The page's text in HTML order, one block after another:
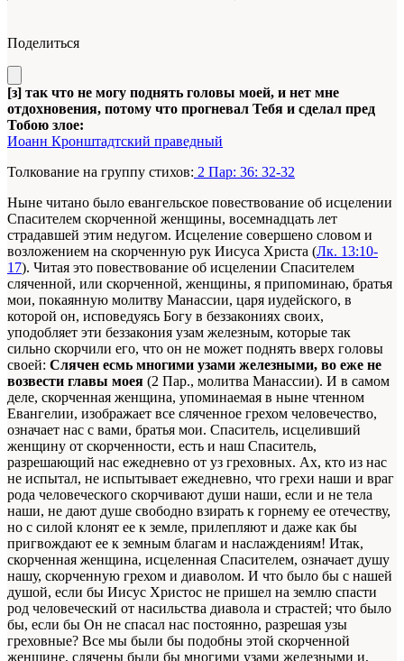
Поделиться
[з] так что не могу поднять головы моей, и нет мне
отдохновения, потому что прогневал Тебя и сделал пред
Тобою злое:
Иоанн Кронштадтский праведный
Толкование на группу стихов: 2 Пар: 36: 32-32
Ныне читано было евангельское повествование об исцелении
Спасителем скорченной женщины, восемнадцать лет
страдавшей этим недугом. Исцеление совершено словом и
возложением на скорченную рук Иисуса Христа (Лк. 13:10-
17). Читая это повествование об исцелении Спасителем
сляченной, или скорченной, женщины, я припоминаю, братья
мои, покаянную молитву Манассии, царя иудейского, в
которой он, исповедуясь Богу в беззакониях своих,
уподобляет эти беззакония узам железным, которые так
сильно скорчили его, что он не может поднять вверх головы
своей: Слячен есмь многими узами железными, во еже не
возвести главы моея (2 Пар., молитва Манассии). И в самом
деле, скорченная женщина, упоминаемая в ныне чтенном
Евангелии, изображает все сляченное грехом человечество,
означает нас с вами, братья мои. Спаситель, исцеливший
женщину от скорченности, есть и наш Спаситель,
разрешающий нас ежедневно от уз греховных. Ах, кто из нас
не испытал, не испытывает ежедневно, что грехи наши и враг
рода человеческого скорчивают души наши, если и не тела
наши, не дают душе свободно взирать к горнему ее отечеству,
но с силой клонят ее к земле, прилепляют и даже как бы
пригвождают ее к земным благам и наслаждениям! Итак,
скорченная женщина, исцеленная Спасителем, означает душу
нашу, скорченную грехом и диаволом. И что было бы с нашей
душой, если бы Иисус Христос не пришел на землю спасти
род человеческий от насильства диавола и страстей; что было
бы, если бы Он не спасал нас постоянно, разрешая узы
греховные? Все мы были бы подобны этой скорченной
женщине, слячены были бы многими узами железными и,